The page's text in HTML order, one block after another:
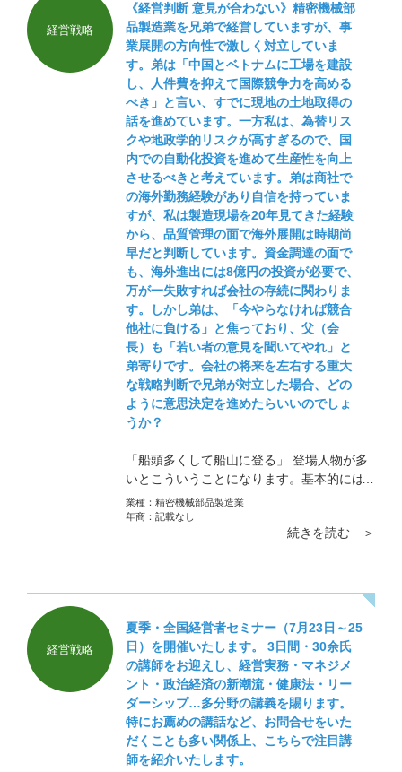
経営戦略
《経営判断 意見が合わない》精密機械部
品製造業を兄弟で経営していますが、事
業展開の方向性で激しく対立していま
す。弟は「中国とベトナムに工場を建設
し、人件費を抑えて国際競争力を高める
べき」と言い、すでに現地の土地取得の
話を進めています。一方私は、為替リス
クや地政学的リスクが高すぎるので、国
内での自動化投資を進めて生産性を向上
させるべきと考えています。弟は商社で
の海外勤務経験があり自信を持っていま
すが、私は製造現場を20年見てきた経験
から、品質管理の面で海外展開は時期尚
早だと判断しています。資金調達の面で
も、海外進出には8億円の投資が必要で、
万が一失敗すれば会社の存続に関わりま
す。しかし弟は、「今やらなければ競合
他社に負ける」と焦っており、父（会
長）も「若い者の意見を聞いてやれ」と
弟寄りです。会社の将来を左右する重大
な戦略判断で兄弟が対立した場合、どの
ように意思決定を進めたらいいのでしょ
うか？
「船頭多くして船山に登る」 登場人物が多
いとこういうことになります。基本的には
社長が決めるべきです。 会長、弟が、「そ
れでも」と言うのであれば、別法人を作っ
てそちらでやってもらえばいいかと思いま
業種： 精密機械部品製造業
年商： 記載なし
続きを読む ＞
経営戦略
夏季・全国経営者セミナー（7月23日～25
日）を開催いたします。 3日間・30余氏
の講師をお迎えし、経営実務・マネジメ
ント・政治経済の新潮流・健康法・リー
ダーシップ…多分野の講義を賜ります。
特にお薦めの講話など、お問合せをいた
だくことも多い関係上、こちらで注目講
師を紹介いたします。